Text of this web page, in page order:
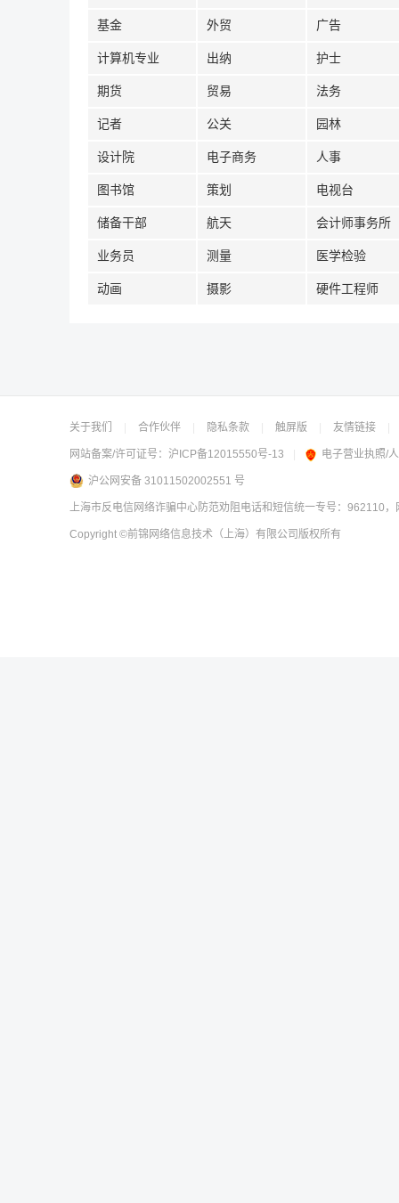
基金 外贸 广告
计算机专业 出纳 护士
期货 贸易 法务
记者 公关 园林
设计院 电子商务 人事
图书馆 策划 电视台
储备干部 航天 会计师事务所
业务员 测量 医学检验
动画 摄影 硬件工程师
关于我们 合作伙伴 隐私条款 触屏版 友情链接
网站备案/许可证号： 沪ICP备12015550号-13 电子营业执照/
沪公网安备 31011502002551 号
上海市反电信网络诈骗中心防范劝阻电话和短信统一专号：962110
Copyright ©前锦网络信息技术（上海）有限公司 版权所有